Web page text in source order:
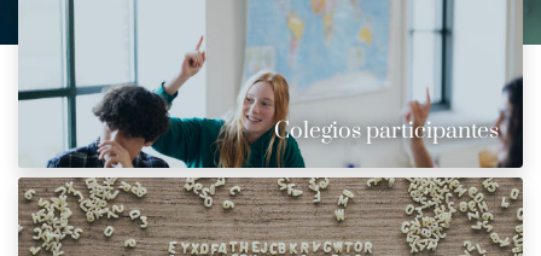
Colegios participantes